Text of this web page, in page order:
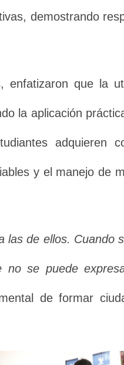
demostrando
enfatizaron que la
la aplicación
adquieren
y el manejo de
de ellos.
se puede
de formar